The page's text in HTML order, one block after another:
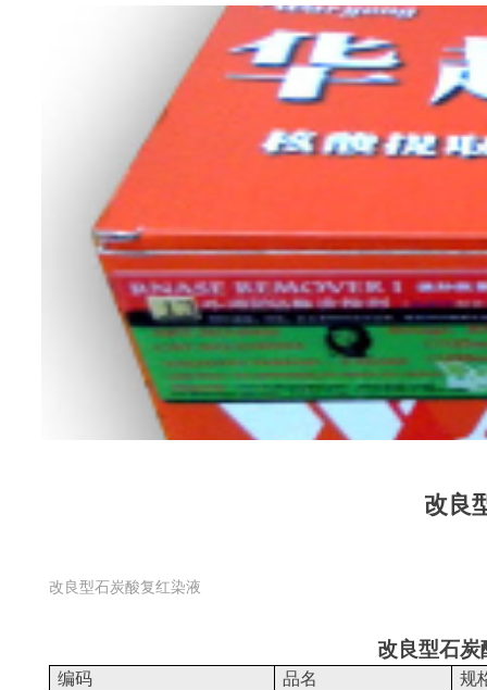
改良
改良型石炭酸复红染液
改良型石炭
编码 品名
规